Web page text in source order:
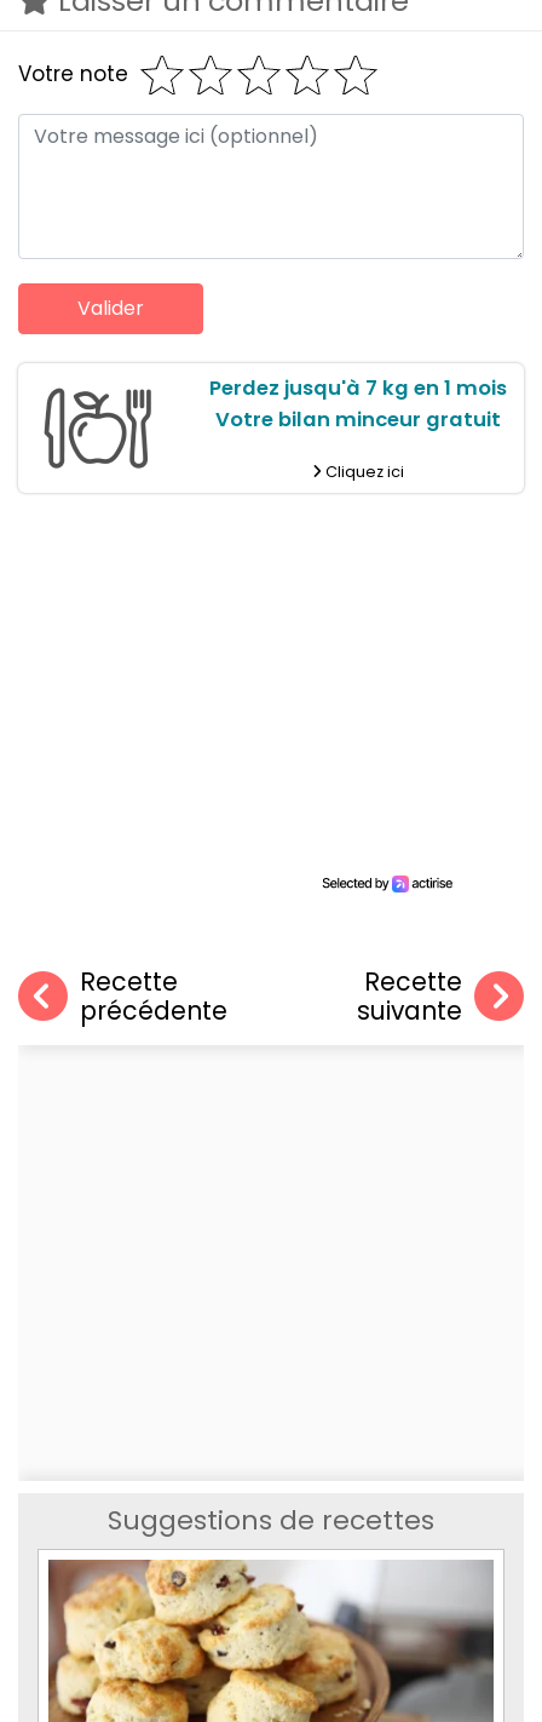
Votre note
Perdez jusqu'à 7 kg en 1 mois
Votre bilan minceur gratuit
Cliquez ici
Recette
précédente
Recette
suivante
Suggestions de recettes